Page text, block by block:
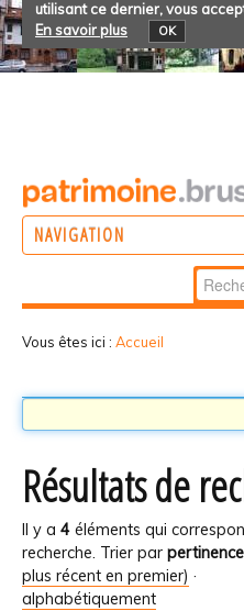
utilisant ce dernier, vous
En savoir plus
OK
NAVIGATION
Vous êtes ici : Accueil
Résultats de
Il y a 4 éléments qui
recherche. Trier par pertinence
plus récent en premier) ·
alphabétiquement